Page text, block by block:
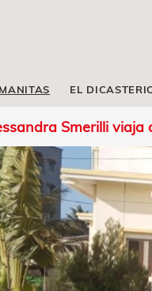
EL
Smerilli viaja